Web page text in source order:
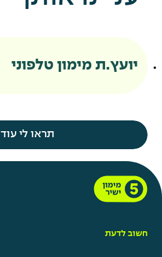
יועץ.ת מימון טלפוני
תראו לי עוד
חשוב לדעת